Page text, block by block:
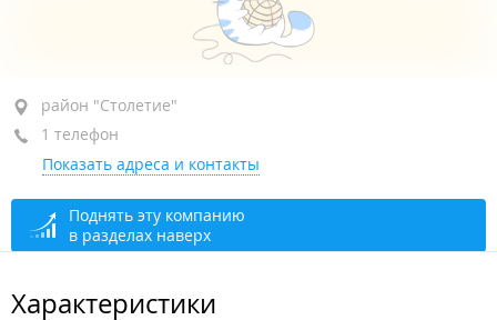
район "Столетие", ул. Днепровская, 25А
+7 914 727-04-93
сегодня закрыто
район "Столетие"
1 телефон
Показать адреса и контакты
Поднять эту компанию
в разделах наверх
Характеристики